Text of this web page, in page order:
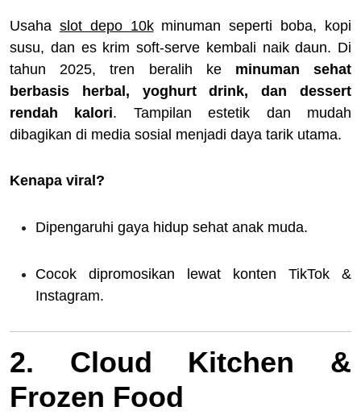
Usaha slot depo 10kminuman seperti boba, kopi
susu, dan es krim soft-serve kembali naik daun. Di
tahun 2025, tren beralih ke minuman sehat
berbasis herbal, yoghurt drink, dan dessert
rendah kalori. Tampilan estetik dan mudah
dibagikan di media sosial menjadi daya tarik utama.
Kenapa viral?
Dipengaruhi gaya hidup sehat anak muda.
Cocok dipromosikan lewat konten TikTok &
Instagram.
2. Cloud Kitchen &
Frozen Food